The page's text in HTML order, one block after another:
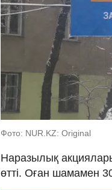
Фото: NUR.KZ: Original
Наразылық
өтті. Оған шамамен